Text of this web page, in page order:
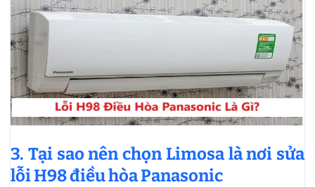
3. Tại sao nên chọn Limosa là nơi sửa
lỗi H98 điều hòa Panasonic